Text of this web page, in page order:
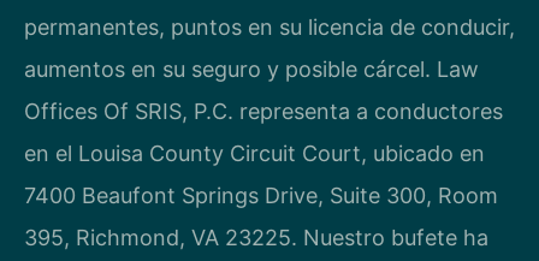
permanentes, puntos en su licencia de conducir,
aumentos en su seguro y posible cárcel. Law
Offices Of SRIS, P.C. representa a conductores
en el Louisa County Circuit Court, ubicado en
7400 Beaufont Springs Drive, Suite 300, Room
395, Richmond, VA 23225. Nuestro bufete ha